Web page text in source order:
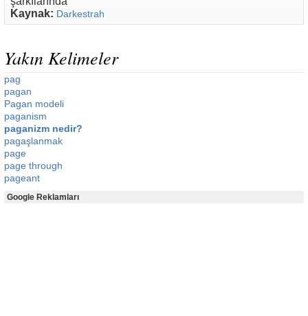
Kaynak: Darkestrah
Yakın Kelimeler
pag
pagan
Pagan modeli
paganism
paganizm nedir?
pagaşlanmak
page
page through
pageant
Google Reklamları